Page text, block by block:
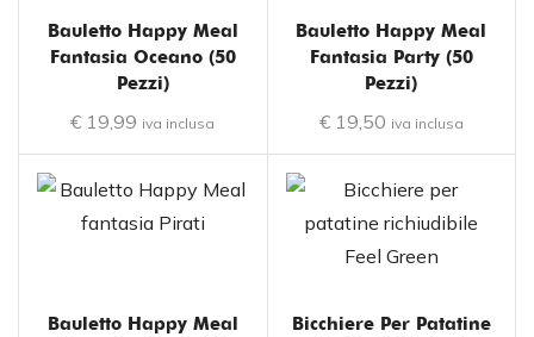
Bauletto Happy Meal
Fantasia Oceano (50
Pezzi)
€ 19,99 iva inclusa
Bauletto Happy Meal
Fantasia Party (50
Pezzi)
€19,50 iva inclusa
Bauletto Happy Meal
Bicchiere Per Patatine